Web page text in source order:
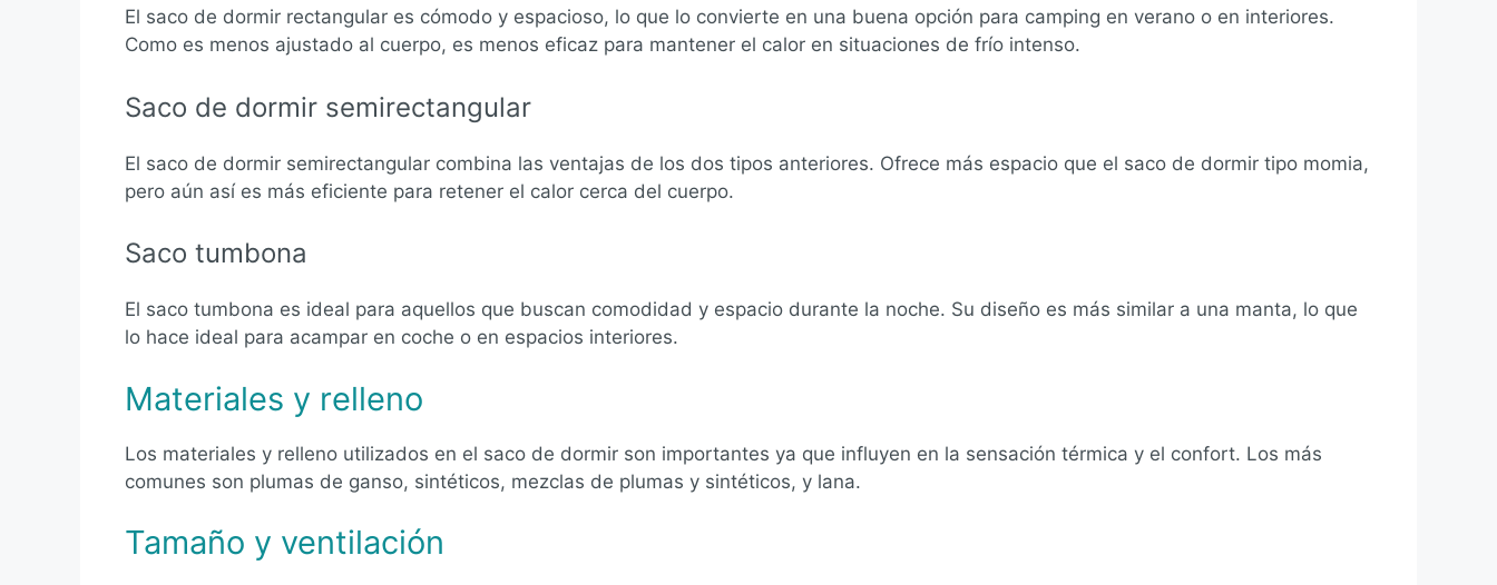
El saco de dormir rectangular es cómodo y espacioso, lo que lo convierte en una buena opción para camping en verano o en interiores.
Como es menos ajustado al cuerpo, es menos eficaz para mantener el calor en situaciones de frío intenso.
Saco de dormir semirectangular
El saco de dormir semirectangular combina las ventajas de los dos tipos anteriores. Ofrece más espacio que el saco de dormir tipo momia,
pero aún así es más eficiente para retener el calor cerca del cuerpo.
Saco tumbona
El saco tumbona es ideal para aquellos que buscan comodidad y espacio durante la noche. Su diseño es más similar a una manta, lo que
lo hace ideal para acampar en coche o en espacios interiores.
Materiales y relleno
Los materiales y relleno utilizados en el saco de dormir son importantes ya que influyen en la sensación térmica y el confort. Los más
comunes son plumas de ganso, sintéticos, mezclas de plumas y sintéticos, y lana.
Tamaño y ventilación